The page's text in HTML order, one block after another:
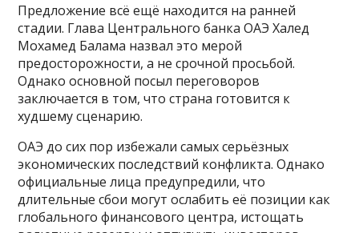
Предложение всё ещё находится на ранней
стадии. Глава Центрального банка ОАЭ Халед
Мохамед Балама назвал это мерой
предосторожности, а не срочной просьбой.
Однако основной посыл переговоров
заключается в том, что страна готовится к
худшему сценарию.
ОАЭ до сих пор избежали самых серьёзных
экономических последствий конфликта. Однако
официальные лица предупредили, что
длительные сбои могут ослабить её позиции как
глобального финансового центра, истощать